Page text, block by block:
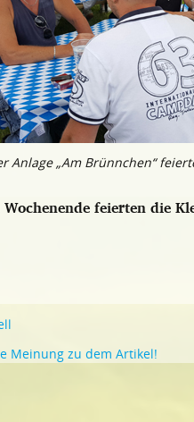
Anlage „Am Brünnchen“
feierten die
Meinung zu dem Artikel!